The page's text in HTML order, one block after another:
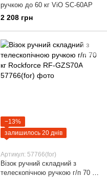
ручкою до 60 кг ViO SC-60AP
2 208 грн
−13%
залишилось 20 днів
Артикул: 57766(for)
Візок ручний складний з
телескопічною ручкою г/п 70 кг